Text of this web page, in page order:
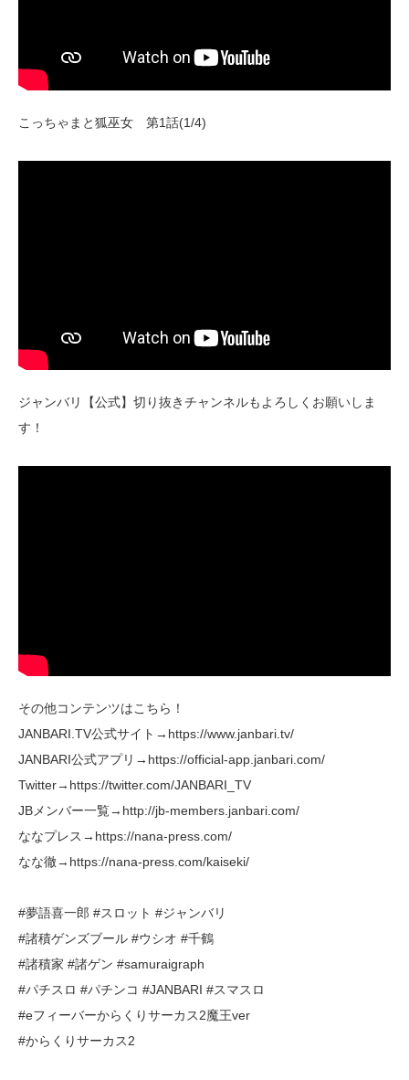
こっちゃまと狐巫女 第1話(1/4)
ジャンバリ【公式】切り抜きチャンネルもよろしくお願いしま
す！
その他コンテンツはこちら！
JANBARI.TV公式サイト→https://www.janbari.tv/
JANBARI公式アプリ→https://official-app.janbari.com/
Twitter→https://twitter.com/JANBARI_TV
JBメンバー一覧→http://jb-members.janbari.com/
ななプレス→https://nana-press.com/
なな徹→https://nana-press.com/kaiseki/
#夢語喜一郎 #スロット #ジャンバリ
#諸積ゲンズブール #ウシオ #千鶴
#諸積家 #諸ゲン #samuraigraph
#パチスロ #パチンコ #JANBARI #スマスロ
#eフィーバーからくりサーカス2魔王ver
#からくりサーカス2